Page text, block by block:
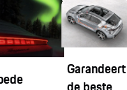
Garandeert